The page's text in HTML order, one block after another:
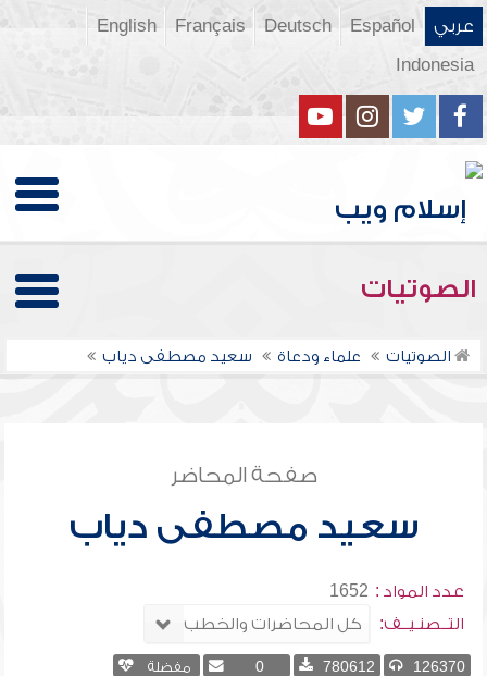
عربي Español
Deutsch
Français
English
Indonesia
الصوتيات
الصوتيات علماء ودعاة سعيد مصطفى دياب
صفحة المحاضر
سعيد مصطفى دياب
عدد المواد : 1652
التــصنـيــف:
126370
780612
0 مفضلة